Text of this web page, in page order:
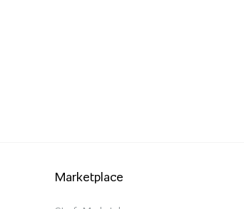
Marketplace